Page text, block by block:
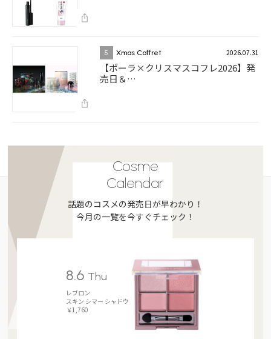
5 Xmas Coffret 2026.07.31
【ポーラ×クリスマスコフレ2026】発
売日＆…
Cosme
Calendar
話題のコスメの発売日が早わかり！
今月の一覧を今すぐチェック！
8.6 Thu
レブロン
スキン シマー シャドウ
￥1,760